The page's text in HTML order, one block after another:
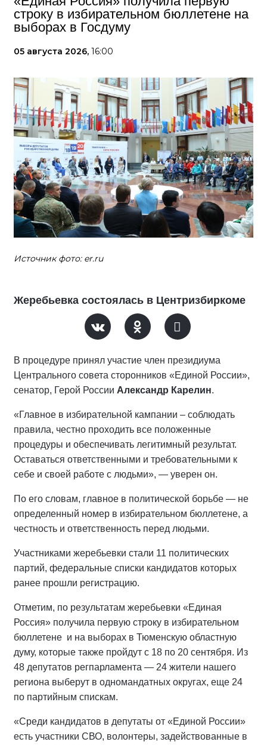
строку в избирательном бюллетене на
выборах в Госдуму
05 августа 2026, 16:00
Источник фото: er.ru
Жеребьевка состоялась в Центризбиркоме
В процедуре принял участие член президиума
Центрального совета сторонников «Единой России»,
сенатор, Герой России Александр Карелин.
«Главное в избирательной кампании – соблюдать
правила, честно проходить все положенные
процедуры и обеспечивать легитимный результат.
Оставаться ответственными и требовательными к
себе и своей работе с людьми», — уверен он.
По его словам, главное в политической борьбе — не
определенный номер в избирательном бюллетене, а
честность и ответственность перед людьми.
Участниками жеребьевки стали 11 политических
партий, федеральные списки кандидатов которых
ранее прошли регистрацию.
Отметим, по результатам жеребьевки «Единая
Россия» получила первую строку в избирательном
бюллетене и на выборах в Тюменскую областную
думу, которые также пройдут с 18 по 20 сентября. Из
48 депутатов регпарламента — 24 жители нашего
региона выберут в одномандатных округах, еще 24
по партийным спискам.
«Среди кандидатов в депутаты от «Единой России»
есть участники СВО, волонтеры, задействованные в